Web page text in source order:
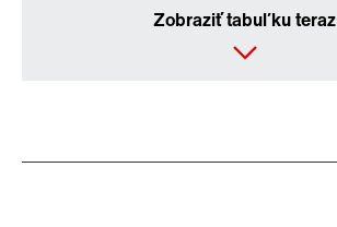
Zobraziť tabuľku teraz